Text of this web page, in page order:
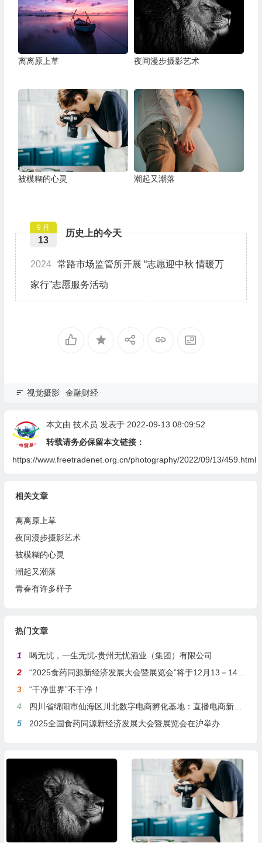
离离原上草 夜间漫步摄影艺术
被模糊的心灵 潮起又潮落
历史上的今天
9 月
13
2024 常路市场监管所开展 “志愿迎中秋 情暖万
家行”志愿服务活动
视觉摄影 金融财经
本文由 技术员 发表于 2022-09-13 08:09:52
转载请务必保留本文链接：
https://www.freetradenet.org.cn/photography/2022/09/13/459.html
相关文章
离离原上草
夜间漫步摄影艺术
被模糊的心灵
潮起又潮落
青春有许多样子
热门文章
1
喝无忧，一生无忧-贵州无忧酒业（集团）有限公司
2
“2025食药同源新经济发展大会暨展览会”将于12月13－14日在沪举行
3
“干净世界”不干净！
4
四川省绵阳市仙海区川北数字电商孵化基地：直播电商新引擎，预计年产值达5亿
5
2025全国食药同源新经济发展大会暨展览会在沪举办